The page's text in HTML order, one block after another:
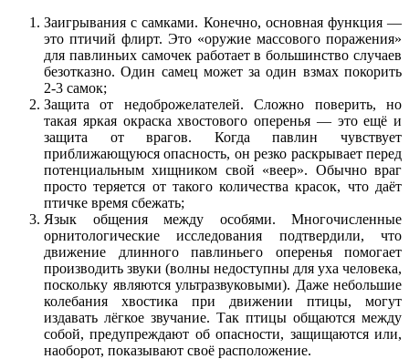
Заигрывания с самками. Конечно, основная функция —
это птичий флирт. Это «оружие массового поражения»
для павлиньих самочек работает в большинство случаев
безотказно. Один самец может за один взмах покорить
2-3 самок;
Защита от недоброжелателей. Сложно поверить, но
такая яркая окраска хвостового оперенья — это ещё и
защита от врагов. Когда павлин чувствует
приближающуюся опасность, он резко раскрывает перед
потенциальным хищником свой «веер». Обычно враг
просто теряется от такого количества красок, что даёт
птичке время сбежать;
Язык общения между особями. Многочисленные
орнитологические исследования подтвердили, что
движение длинного павлиньего оперенья помогает
производить звуки (волны недоступны для уха человека,
поскольку являются ультразвуковыми). Даже небольшие
колебания хвостика при движении птицы, могут
издавать лёгкое звучание. Так птицы общаются между
собой, предупреждают об опасности, защищаются или,
наоборот, показывают своё расположение.